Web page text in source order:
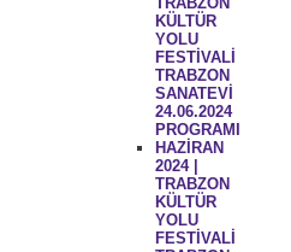
KÜLTÜR
YOLU
FESTİVALİ
TRABZON
SANATEVİ
24.06.2024
PROGRAMI
HAZİRAN
2024 |
TRABZON
KÜLTÜR
YOLU
FESTİVALİ